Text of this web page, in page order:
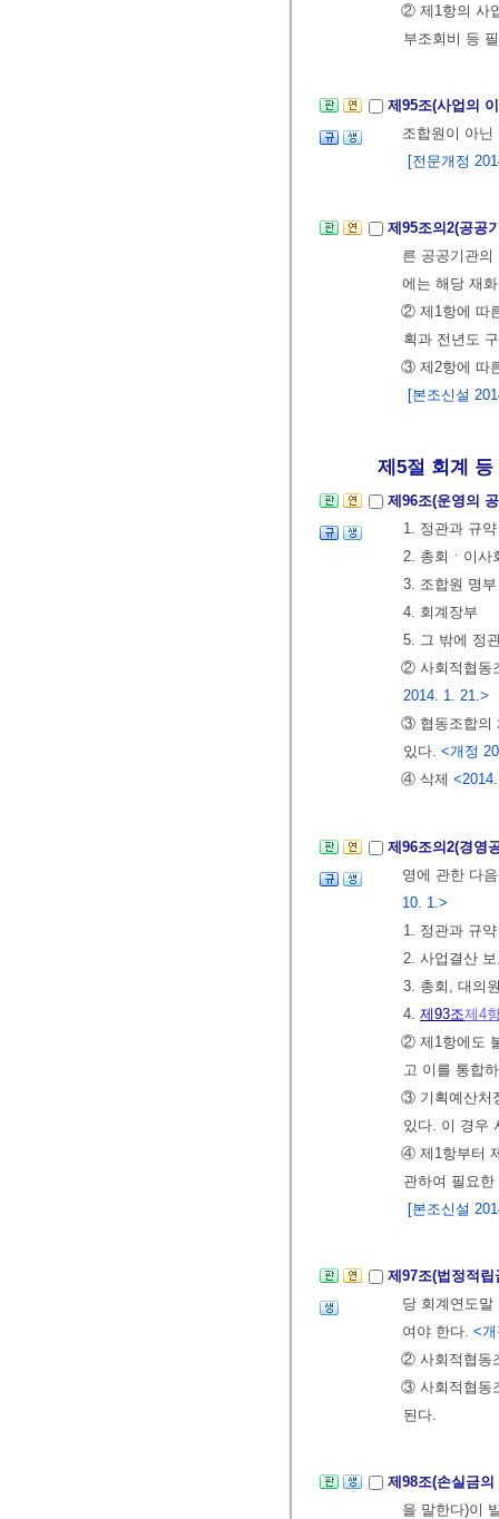
② 제1항의 사
부조회비 등
제95조(사업의
조합원이 아
[전문개정
제95조의2(공공
른 공공기관
에는 해당 재
② 제1항에 따
획과 전년도
③ 제2항에 따
[본조신설
제5절 회계 등
제96조(운영의
1. 정관과 규
2. 총회ㆍ이사
3. 조합원 명부
4. 회계장부
5. 그 밖에 정
② 사회적협동
2014. 1. 21.>
③ 협동조합의
있다. <개정
④ 삭제
제96조의2(경영
영에 관한 다
10. 1.>
1. 정관과 규
2. 사업결산
3. 총회, 대의
4. 제93조제4
② 제1항에도
고 이를 통합
③ 기획예산처
있다. 이 경우
④ 제1항부터
관하여 필요
[본조신설
제97조(법정적
당 회계연도말
여야 한다. <
② 사회적협동
③ 사회적협동
된다.
제98조(손실금
을 말한다)이